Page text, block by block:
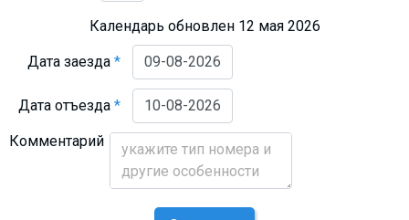
Календарь обновлен 12 мая 2026
Дата заезда*
Дата отъезда*
Комментарий